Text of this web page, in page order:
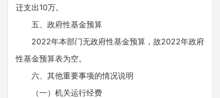
迁支出10万。
五、政府性基金预算
2022年本部门无政府性基金预算，故2022年政府
性基金预算表为空。
六、其他重要事项的情况说明
（一）机关运行经费